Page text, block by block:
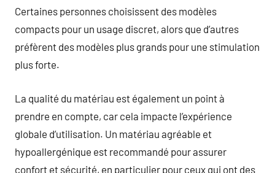
Certaines personnes choisissent des modèles
compacts pour un usage discret, alors que d’autres
préfèrent des modèles plus grands pour une stimulation
plus forte.
La qualité du matériau est également un point à
prendre en compte, car cela impacte l’expérience
globale d’utilisation. Un matériau agréable et
hypoallergénique est recommandé pour assurer
confort et sécurité, en particulier pour ceux qui ont des